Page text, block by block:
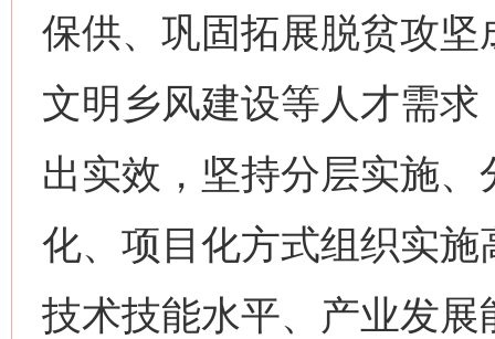
保供、巩固拓展脱贫攻
文明乡风建设等人才需
出实效，坚持分层实施
化、项目化方式组织实
技术技能水平、产业发